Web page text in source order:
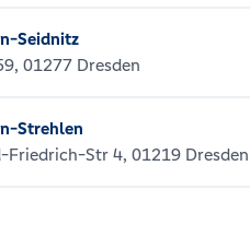
Seidnitz
01277 Dresden
Strehlen
Friedrich-Str 4, 01219 Dresden